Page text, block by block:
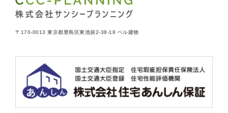
〒170-0013 東京都豊島区東池袋2-38-18 ベル建物